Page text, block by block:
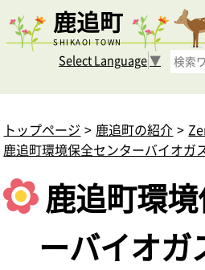
鹿追町
SHIKAOI TOWN
Select Language▼
トップページ 鹿追町の紹介
鹿追町環境保全センターバイオガ
鹿追町環
ーバイオガ